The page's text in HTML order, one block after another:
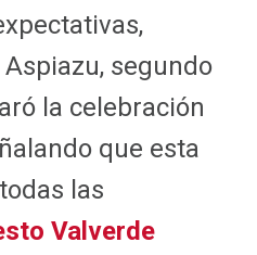
segundo
la celebración
que esta
las
Valverde